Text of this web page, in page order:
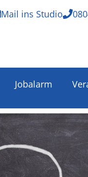
Mail ins Studio
Jobalarm